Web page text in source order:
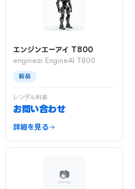
エンジンエーアイ T800
engineai EngineAI T800
新品
レンタル料金
お問い合わせ
詳細を見る